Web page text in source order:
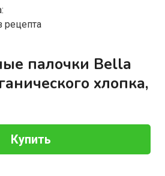
рецепта
палочки Bella
хлопка,
Купить